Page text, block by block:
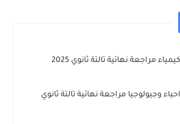
مراجعة نهائية تالتة ثانوي 2025
وجيولوجيا مراجعة نهائية تالتة ثانوي